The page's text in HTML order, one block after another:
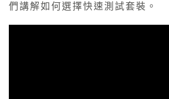
們講解如何選擇快速測試套裝。